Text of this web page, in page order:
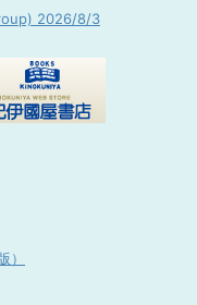
2026/8/3